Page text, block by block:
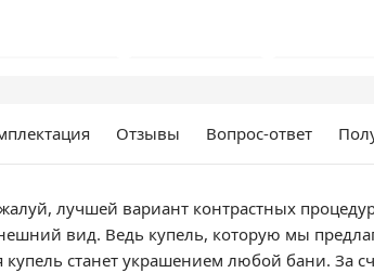
Отзывы Вопрос-ответ
лучшей вариант контрастных
вид. Ведь купель, которую мы
купель станет украшением любой бани. За